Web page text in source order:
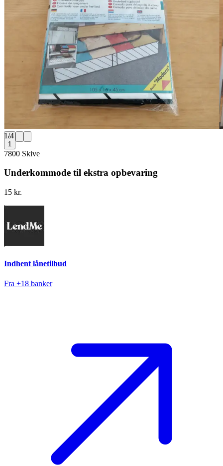
1/4
1
7800 Skive
Underkommode til ekstra opbevaring
15 kr.
Indhent lånetilbud
Fra +18 banker